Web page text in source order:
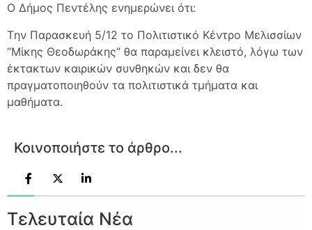
Ο Δήμος Πεντέλης ενημερώνει ότι:
Tην Παρασκευή 5/12 το Πολιτιστικό Κέντρο Μελισσίων
“Μίκης Θεοδωράκης” θα παραμείνει κλειστό, λόγω των
έκτακτων καιρικών συνθηκών και δεν θα
πραγματοποιηθούν τα πολιτιστικά τμήματα και
μαθήματα.
Κοινοποιήστε το άρθρο...
Τελευταία Νέα